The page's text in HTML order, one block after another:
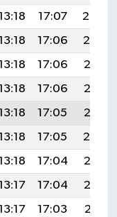
17:07
20:20
17:06
20:19
17:06
20:18
17:06
20:17
17:05
20:15
17:05
20:14
17:04
20:13
17:04
20:12
17:03
20:11